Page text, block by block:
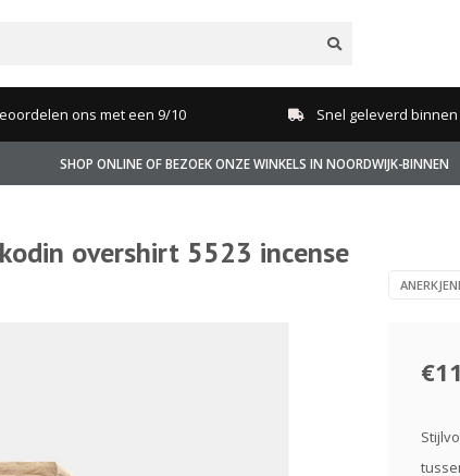
ons met een 9/10 Snel geleverd binnen
SHOP ONLINE OF BEZOEK ONZE WINKELS IN NOORDWIJK-BINNEN
overshirt 5523 incense